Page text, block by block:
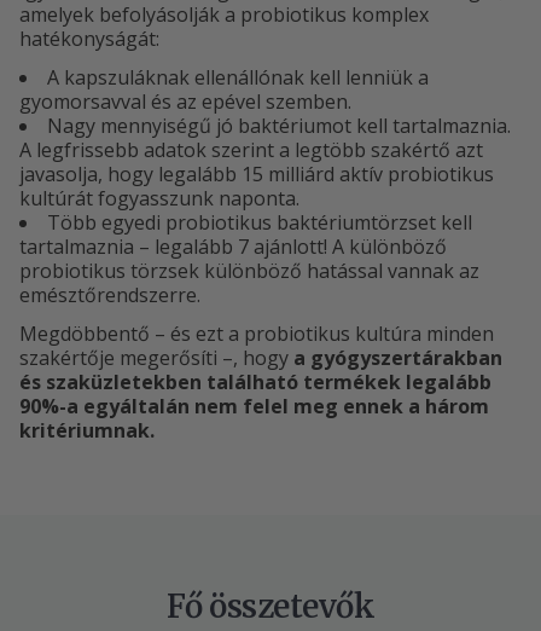
amelyek befolyásolják a probiotikus komplex
hatékonyságát:
A kapszuláknak ellenállónak kell lenniük a
gyomorsavval és az epével szemben.
Nagy mennyiségű jó baktériumot kell tartalmaznia.
A legfrissebb adatok szerint a legtöbb szakértő azt
javasolja, hogy legalább 15 milliárd aktív probiotikus
kultúrát fogyasszunk naponta.
Több egyedi probiotikus baktériumtörzset kell
tartalmaznia – legalább 7 ajánlott! A különböző
probiotikus törzsek különböző hatással vannak az
emésztőrendszerre.
Megdöbbentő – és ezt a probiotikus kultúra minden
szakértője megerősíti –, hogy a gyógyszertárakban
és szaküzletekben található termékek legalább
90%-a egyáltalán nem felel meg ennek a három
kritériumnak.
Fő összetevők